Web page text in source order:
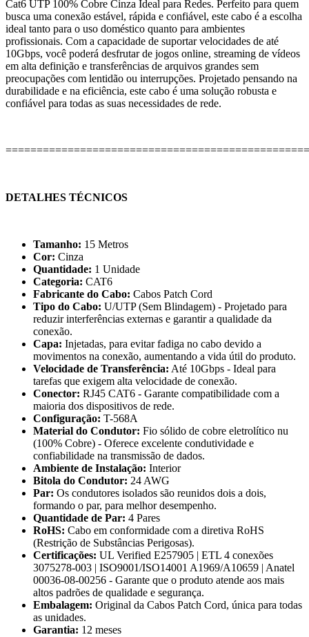
Cat6 UTP 100% Cobre Cinza Ideal para Redes. Perfeito para quem
busca uma conexão estável, rápida e confiável, este cabo é a escolha
ideal tanto para o uso doméstico quanto para ambientes
profissionais. Com a capacidade de suportar velocidades de até
10Gbps, você poderá desfrutar de jogos online, streaming de vídeos
em alta definição e transferências de arquivos grandes sem
preocupações com lentidão ou interrupções. Projetado pensando na
durabilidade e na eficiência, este cabo é uma solução robusta e
confiável para todas as suas necessidades de rede.
DETALHES TÉCNICOS
Tamanho: 15 Metros
Cor: Cinza
Quantidade: 1 Unidade
Categoria: CAT6
Fabricante do Cabo: Cabos Patch Cord
Tipo do Cabo: U/UTP (Sem Blindagem) - Projetado para
reduzir interferências externas e garantir a qualidade da
conexão.
Capa: Injetadas, para evitar fadiga no cabo devido a
movimentos na conexão, aumentando a vida útil do produto.
Velocidade de Transferência: Até 10Gbps - Ideal para
tarefas que exigem alta velocidade de conexão.
Conector: RJ45 CAT6 - Garante compatibilidade com a
maioria dos dispositivos de rede.
Configuração: T-568A
Material do Condutor: Fio sólido de cobre eletrolítico nu
(100% Cobre) - Oferece excelente condutividade e
confiabilidade na transmissão de dados.
Ambiente de Instalação: Interior
Bitola do Condutor: 24 AWG
Par: Os condutores isolados são reunidos dois a dois,
formando o par, para melhor desempenho.
Quantidade de Par: 4 Pares
RoHS: Cabo em conformidade com a diretiva RoHS
(Restrição de Substâncias Perigosas).
Certificações: UL Verified E257905 | ETL 4 conexões
3075278-003 | ISO9001/ISO14001 A1969/A10659 | Anatel
00036-08-00256 - Garante que o produto atende aos mais
altos padrões de qualidade e segurança.
Embalagem: Original da Cabos Patch Cord, única para todas
as unidades.
Garantia: 12 meses